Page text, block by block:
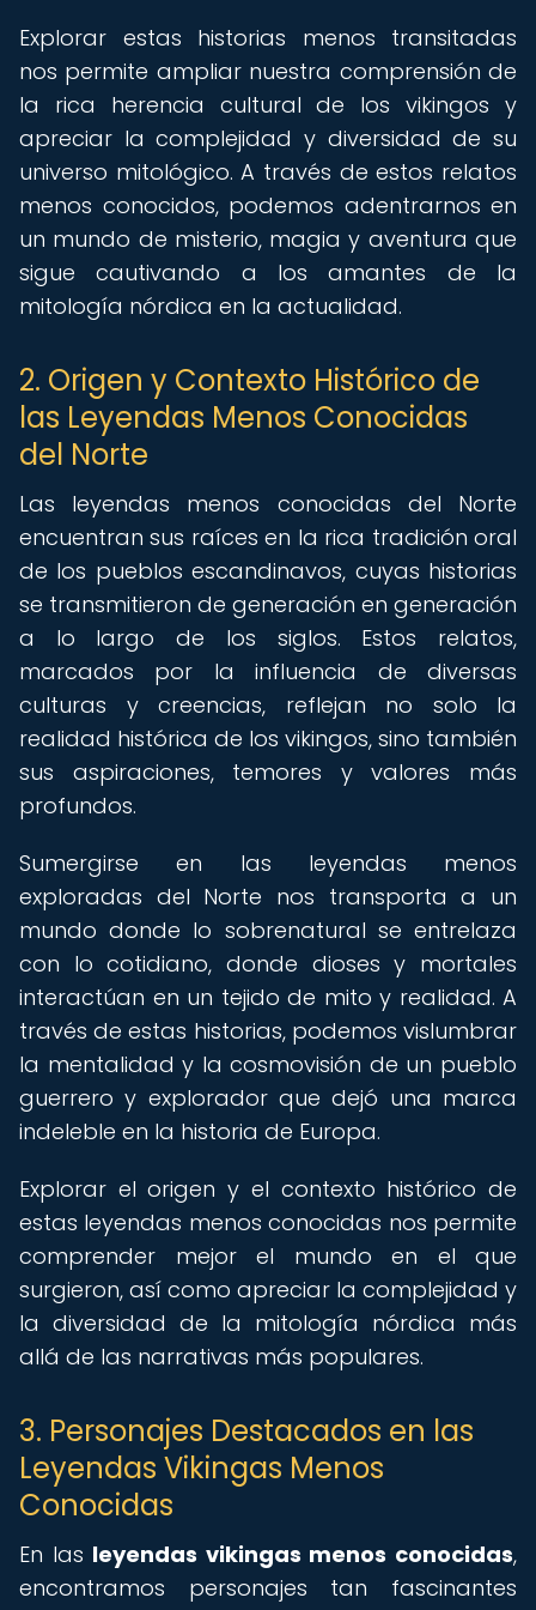
Explorar estas historias menos transitadas
nos permite ampliar nuestra comprensión de
la rica herencia cultural de los vikingos y
apreciar la complejidad y diversidad de su
universo mitológico. A través de estos relatos
menos conocidos, podemos adentrarnos en
un mundo de misterio, magia y aventura que
sigue cautivando a los amantes de la
mitología nórdica en la actualidad.
2. Origen y Contexto Histórico de
las Leyendas Menos Conocidas
del Norte
Las leyendas menos conocidas del Norte
encuentran sus raíces en la rica tradición oral
de los pueblos escandinavos, cuyas historias
se transmitieron de generación en generación
a lo largo de los siglos. Estos relatos,
marcados por la influencia de diversas
culturas y creencias, reflejan no solo la
realidad histórica de los vikingos, sino también
sus aspiraciones, temores y valores más
profundos.
Sumergirse en las leyendas menos
exploradas del Norte nos transporta a un
mundo donde lo sobrenatural se entrelaza
con lo cotidiano, donde dioses y mortales
interactúan en un tejido de mito y realidad. A
través de estas historias, podemos vislumbrar
la mentalidad y la cosmovisión de un pueblo
guerrero y explorador que dejó una marca
indeleble en la historia de Europa.
Explorar el origen y el contexto histórico de
estas leyendas menos conocidas nos permite
comprender mejor el mundo en el que
surgieron, así como apreciar la complejidad y
la diversidad de la mitología nórdica más
allá de las narrativas más populares.
3. Personajes Destacados en las
Leyendas Vikingas Menos
Conocidas
En las leyendas vikingas menos conocidas,
encontramos personajes tan fascinantes